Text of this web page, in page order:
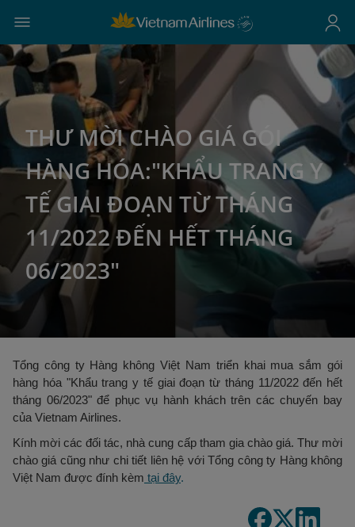
THƯ MỜI CHÀO GIÁ GÓI
HÀNG HÓA:"KHẨU TRANG Y
TẾ GIAI ĐOẠN TỪ THÁNG
11/2022 ĐẾN HẾT THÁNG
06/2023"
Tổng công ty Hàng không Việt Nam triển khai mua sắm gói
hàng hóa "Khẩu trang y tế giai đoạn từ tháng 11/2022 đến hết
tháng 06/2023" để phục vụ hành khách trên các chuyến bay
của Vietnam Airlines.
Kính mời các đối tác, nhà cung cấp tham gia chào giá. Thư mời
chào giá cũng như chi tiết liên hệ với Tổng công ty Hàng không
Việt Nam được đính kèm tại đây.